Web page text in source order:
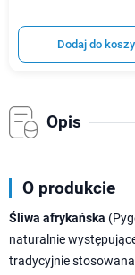
Dodaj do
Opis
O produkcie
Śliwa afrykańska
naturalnie
tradycyjnie